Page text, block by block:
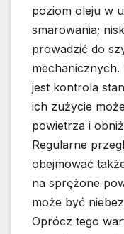
poziom oleju w
smarowania;
prowadzić do
mechanicznych.
jest kontrola
ich zużycie
powietrza i
Regularne
obejmować
na sprężone
może być
Oprócz tego